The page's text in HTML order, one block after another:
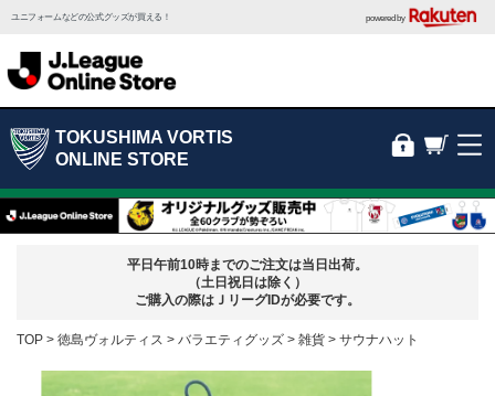
ユニフォームなどの公式グッズが買える！ powered by
TOKUSHIMA VORTIS
ONLINE STORE
平日午前10時までのご注文は当日出荷。
（土日祝日は除く）
ご購入の際はＪリーグIDが必要です。
TOP 徳島ヴォルティス バラエティグッズ 雑貨 サウナハット